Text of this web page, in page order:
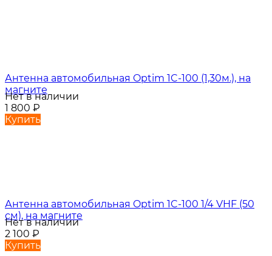
Антенна автомобильная Optim 1C-100 (1,30м.), на
магните
Нет в наличии
1 800 ₽
Купить
Антенна автомобильная Optim 1C-100 1/4 VHF (50
см), на магните
Нет в наличии
2 100 ₽
Купить